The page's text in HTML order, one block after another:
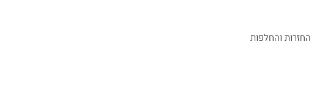
החזרות והחלפות